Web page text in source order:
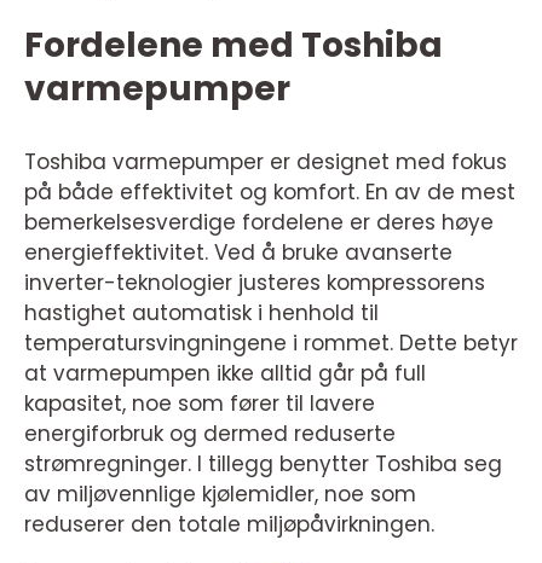
Fordelene med Toshiba
varmepumper
Toshiba varmepumper er designet med fokus
på både effektivitet og komfort. En av de mest
bemerkelsesverdige fordelene er deres høye
energieffektivitet. Ved å bruke avanserte
inverter-teknologier justeres kompressorens
hastighet automatisk i henhold til
temperatursvingningene i rommet. Dette betyr
at varmepumpen ikke alltid går på full
kapasitet, noe som fører til lavere
energiforbruk og dermed reduserte
strømregninger. I tillegg benytter Toshiba seg
av miljøvennlige kjølemidler, noe som
reduserer den totale miljøpåvirkningen.